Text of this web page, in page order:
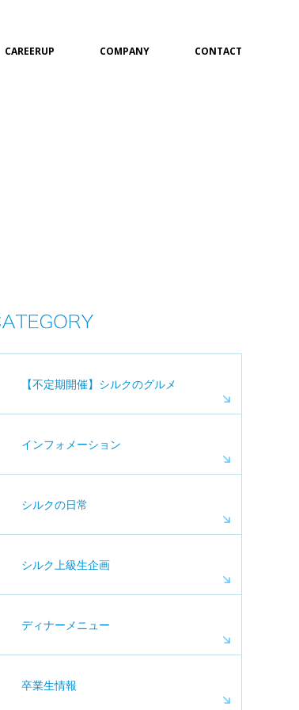
CAREERUP COMPANY CONTACT
【不定期開催】シルクのグルメ
インフォメーション
シルクの日常
シルク上級生企画
ディナーメニュー
卒業生情報